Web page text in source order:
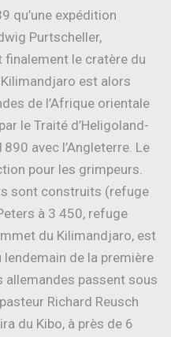
qu’une expédition
Purtscheller,
finalement le cratère du
est alors
de l’Afrique orientale
le Traité d’Heligoland-
avec l’Angleterre. Le
pour les grimpeurs.
sont construits (refuge
à 3 450, refuge
du Kilimandjaro, est
de la première
allemandes passent sous
Richard Reusch
du Kibo, à près de 6